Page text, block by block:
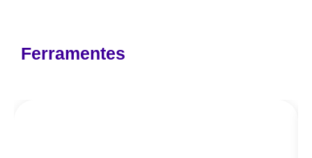
Ferramentes